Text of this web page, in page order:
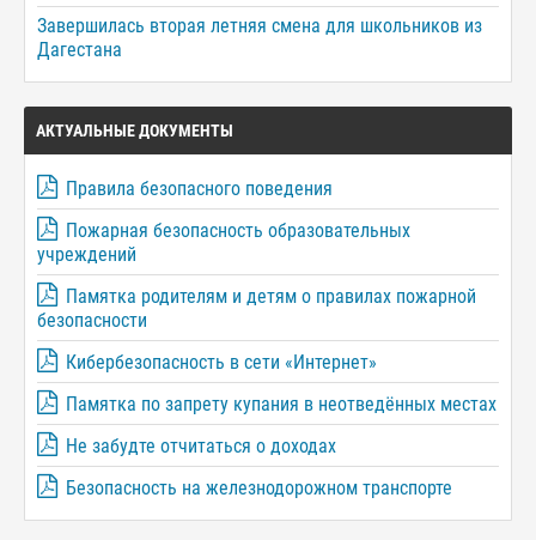
Завершилась вторая летняя смена для школьников из
Дагестана
АКТУАЛЬНЫЕ ДОКУМЕНТЫ
Правила безопасного поведения
Пожарная безопасность образовательных
учреждений
Памятка родителям и детям о правилах пожарной
безопасности
Кибербезопасность в сети «Интернет»
Памятка по запрету купания в неотведённых местах
Не забудте отчитаться о доходах
Безопасность на железнодорожном транспорте